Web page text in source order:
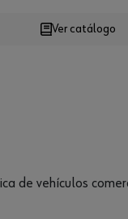
Loading...
Ver catálogo
de vehículos